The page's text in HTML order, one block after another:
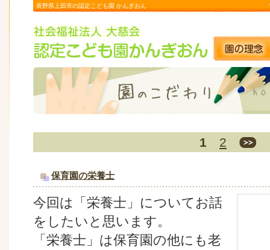
長野県上田市の認定こども園 かんぎおん
1 2
保育園の栄養士
今回は「栄養士」についてお話
をしたいと思います。
「栄養士」は保育園の他にも老